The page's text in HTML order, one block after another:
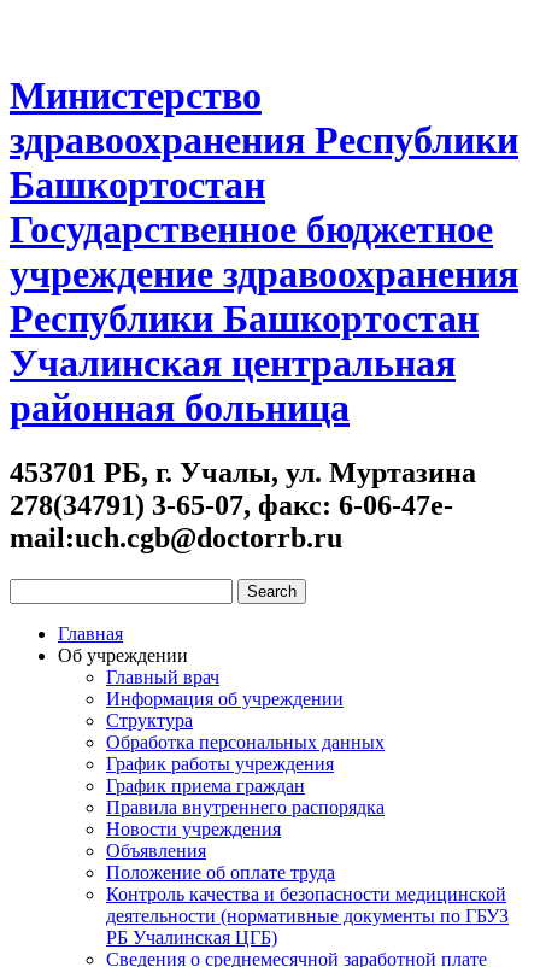
Министерство
здравоохранения Республики
Башкортостан
Государственное бюджетное
учреждение здравоохранения
Республики Башкортостан
Учалинская центральная
районная больница
453701 РБ, г. Учалы, ул. Муртазина
278(34791) 3-65-07, факс: 6-06-47e-
mail:uch.cgb@doctorrb.ru
Главная
Об учреждении
Главный врач
Информация об учреждении
Структура
Обработка персональных данных
График работы учреждения
График приема граждан
Правила внутреннего распорядка
Новости учреждения
Объявления
Положение об оплате труда
Контроль качества и безопасности медицинской
деятельности (нормативные документы по ГБУЗ
РБ Учалинская ЦГБ)
Сведения о среднемесячной заработной плате